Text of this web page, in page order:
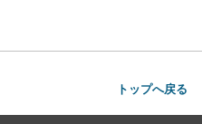
トップへ戻る